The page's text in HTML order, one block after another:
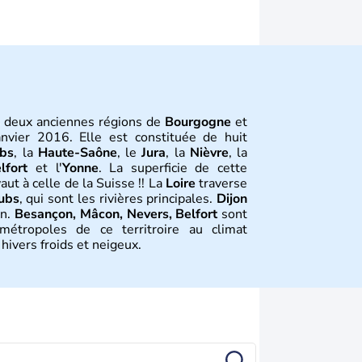
anciennes régions de Bourgogne et
2016. Elle est constituée de huit
, la Haute-Saône, leJura, la Nièvre, la
et l'Yonne. La superficie de cette
à celle de la Suisse !! La Loiretraverse
, qui sont les rivières principales. Dijon
Besançon, Mâcon, Nevers, Belfortsont
de ce territroire au climat
froids et neigeux.
» (l’actuelle Bourgogne) et la «Haute
de Bourgogne » (la Franche-Comté).